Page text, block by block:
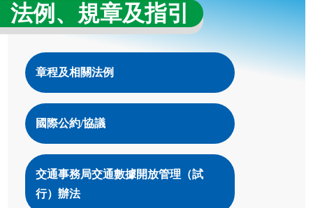
法例、規章及指引
章程及相關法例
國際公約/協議
交通事務局交通數據開放管理（試
行）辦法